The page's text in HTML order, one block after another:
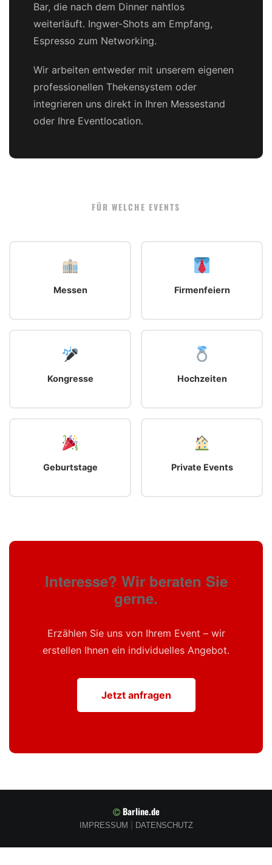
Bar, die nach dem Dinner nahtlos
weiterläuft. Ingwer-Shots am Empfang,
Espresso zum Networking.
Wir arbeiten entweder mit unserem eigenen
professionellen Thekensystem oder
integrieren uns direkt in Ihren Messestand
oder Ihre Eventlocation.
FÜR WELCHE EVENTS
Messen Firmenfeiern
Kongresse Hochzeiten
Geburtstage Private Events
Interesse? Wir beraten Sie
gerne.
Erzählen Sie uns von Ihrem Event – wir
erstellen Ihnen ein individuelles Angebot.
Jetzt anfragen
Barline.de
IMPRESSUM DATENSCHUTZ